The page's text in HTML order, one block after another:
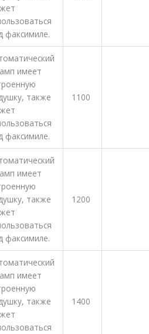
факсимиле.
имеет
также
факсимиле.
1100
имеет
также
факсимиле.
1200
имеет
также
1400